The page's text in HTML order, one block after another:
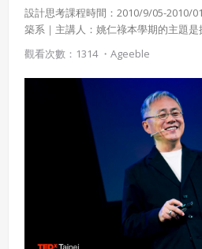
設計思考課程時間：2010/9/05-2010/
築系｜主講人：姚仁祿本學期的主題
有設計思考的訓練，創意經常是天馬行
概念是要以直覺導航，並以知識續航。
領導人?
觀看次數：1314 ・ Ageeble